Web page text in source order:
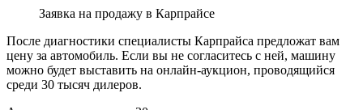
Заявка на продажу в Карпрайсе
После диагностики специалисты Карпрайса предложат вам
цену за автомобиль. Если вы не согласитесь с ней, машину
можно будет выставить на онлайн-аукцион, проводящийся
среди 30 тысяч дилеров.